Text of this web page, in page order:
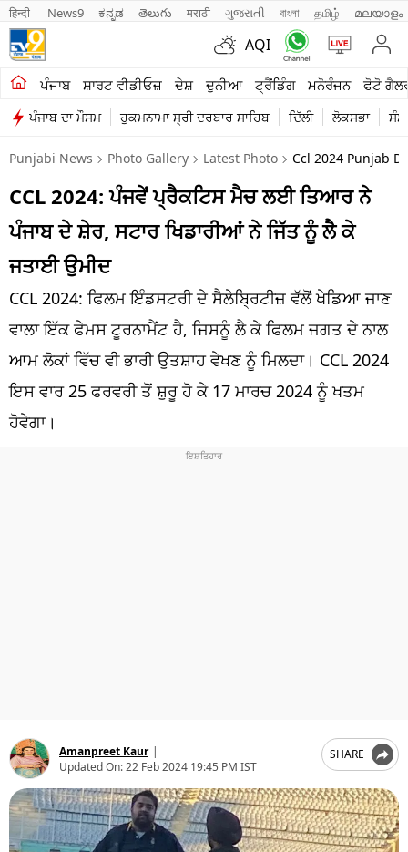
हिन्दी News9 ಕನ್ನಡ తెలుగు मराठी ગુજરાતી বাংলা தமிழ் മലയാളം
AQI
ਪੰਜਾਬ ਸ਼ਾਰਟ ਵੀਡੀਓਜ਼ ਦੇਸ਼ ਦੁਨੀਆ ਟ੍ਰੈਂਡਿੰਗ ਮਨੋਰੰਜਨ ਫੋਟੋ
ਪੰਜਾਬ ਦਾ ਮੌਸਮ ਹੁਕਮਨਾਮਾ ਸ੍ਰੀ ਦਰਬਾਰ ਸਾਹਿਬ ਦਿੱਲੀ ਲੋਕਸਭਾ
ਖੇਤੀਬਾੜੀ
ਸ਼ਾਰਟ ਵੀਡੀਓਜ਼
ਕਾਰੋਬਾਰ
ਕਰਿਅਰ
ਦੇਸ਼
ਲਾਈਫ ਸਟਾਈਲ
ਪੰਜਾਬ
ਧਰਮ
Punjabi News Photo Gallery Latest Photo Ccl 2024 Punjab
CCL 2024: ਪੰਜਵੇਂ ਪ੍ਰੈਕਟਿਸ ਮੈਚ ਲਈ ਤਿਆਰ ਨੇ
ਪੰਜਾਬ ਦੇ ਸ਼ੇਰ, ਸਟਾਰ ਖਿਡਾਰੀਆਂ ਨੇ ਜਿੱਤ ਨੂੰ ਲੈ ਕੇ
ਜਤਾਈ ਉਮੀਦ
CCL 2024: ਫਿਲਮ ਇੰਡਸਟਰੀ ਦੇ ਸੈਲੇਬ੍ਰਿਟੀਜ਼ ਵੱਲੋਂ ਖੇਡਿਆ ਜਾਣ
ਵਾਲਾ ਇੱਕ ਫੇਮਸ ਟੂਰਨਾਮੈਂਟ ਹੈ, ਜਿਸਨੂੰ ਲੈ ਕੇ ਫਿਲਮ ਜਗਤ ਦੇ ਨਾਲ
ਆਮ ਲੋਕਾਂ ਵਿੱਚ ਵੀ ਭਾਰੀ ਉਤਸ਼ਾਹ ਵੇਖਣ ਨੂੰ ਮਿਲਦਾ। CCL 2024
ਇਸ ਵਾਰ 25 ਫਰਵਰੀ ਤੋਂ ਸ਼ੁਰੂ ਹੋ ਕੇ 17 ਮਾਰਚ 2024 ਨੂੰ ਖਤਮ
ਹੋਵੇਗਾ।
Amanpreet Kaur |
Updated On:22 Feb 2024 19:45 PM IST
SHARE